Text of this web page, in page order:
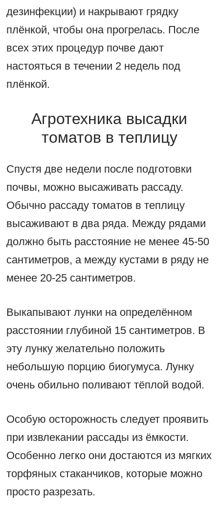
дезинфекции) и накрывают грядку
плёнкой, чтобы она прогрелась. После
всех этих процедур почве дают
настояться в течении 2 недель под
плёнкой.
Агротехника высадки
томатов в теплицу
Спустя две недели после подготовки
почвы, можно высаживать рассаду.
Обычно рассаду томатов в теплицу
высаживают в два ряда. Между рядами
должно быть расстояние не менее 45-50
сантиметров, а между кустами в ряду не
менее 20-25 сантиметров.
Выкапывают лунки на определённом
расстоянии глубиной 15 сантиметров. В
эту лунку желательно положить
небольшую порцию биогумуса. Лунку
очень обильно поливают тёплой водой.
Особую осторожность следует проявить
при извлекании рассады из ёмкости.
Особенно легко они достаются из мягких
торфяных стаканчиков, которые можно
просто разрезать.